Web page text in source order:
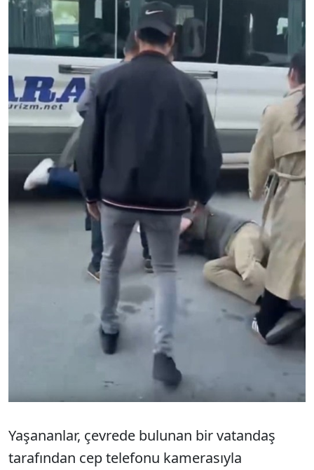
Yaşananlar, çevrede bulunan bir vatandaş
tarafından cep telefonu kamerasıyla